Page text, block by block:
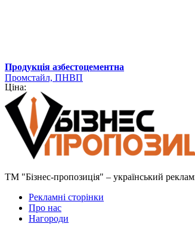
Продукція азбестоцементна
Промстайл, ПНВП
Ціна:
ТМ "Бізнес-пропозиція" – український
Рекламні сторінки
Про нас
Нагороди